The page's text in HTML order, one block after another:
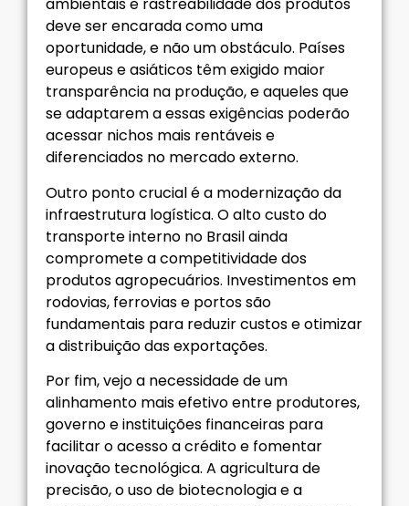
ambientais e rastreabilidade dos produtos
deve ser encarada como uma
oportunidade, e não um obstáculo. Países
europeus e asiáticos têm exigido maior
transparência na produção, e aqueles que
se adaptarem a essas exigências poderão
acessar nichos mais rentáveis e
diferenciados no mercado externo.
Outro ponto crucial é a modernização da
infraestrutura logística. O alto custo do
transporte interno no Brasil ainda
compromete a competitividade dos
produtos agropecuários. Investimentos em
rodovias, ferrovias e portos são
fundamentais para reduzir custos e otimizar
a distribuição das exportações.
Por fim, vejo a necessidade de um
alinhamento mais efetivo entre produtores,
governo e instituições financeiras para
facilitar o acesso a crédito e fomentar
inovação tecnológica. A agricultura de
precisão, o uso de biotecnologia e a